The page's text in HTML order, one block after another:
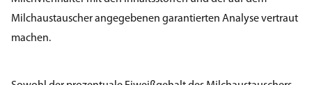
Milchaustauscher angegebenen garantierten Analyse vertraut
machen.